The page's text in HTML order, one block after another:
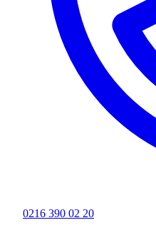
0216 390 02 20